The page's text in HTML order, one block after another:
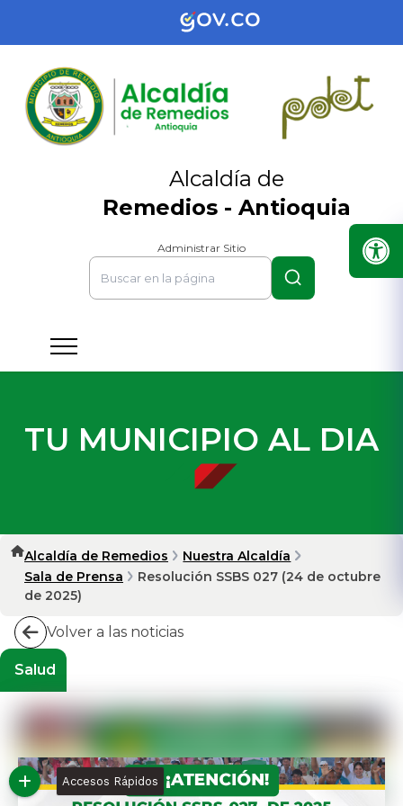
Alcaldía de
Remedios - Antioquia
Administrar Sitio
TU MUNICIPIO AL DIA
Alcaldía de Remedios
Nuestra Alcaldía
Sala de Prensa
Resolución SSBS 027 (24 de octubre
de 2025)
Volver a las noticias
Salud
Accesos Rápidos